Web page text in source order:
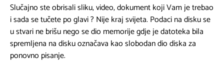
Slučajno ste obrisali sliku, video, dokument koji Vam je trebao
i sada se tučete po glavi ? Nije kraj svijeta. Podaci na disku se
u stvari ne brišu nego se dio memorije gdje je datoteka bila
spremljena na disku označava kao slobodan dio diska za
ponovno pisanje.